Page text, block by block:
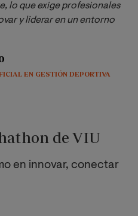
lo que exige profesionales
y liderar en un entorno
EN GESTIÓN DEPORTIVA
de VIU
en innovar, conectar